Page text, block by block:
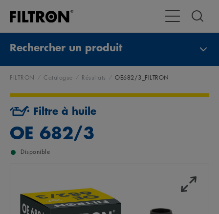
Toggle
Rechercher un produit
FILTRON Catalogue Résultats OE682/3_FILTRON
Filtre à huile
OE 682/3
Disponible